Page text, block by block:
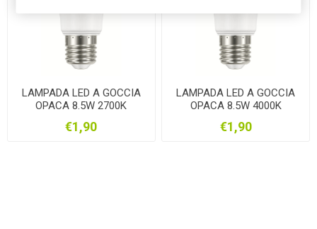
LAMPADA LED A GOCCIA
OPACA 8.5W 2700K
€1,90
LAMPADA LED A GOCCIA
OPACA 8.5W 4000K
€1,90